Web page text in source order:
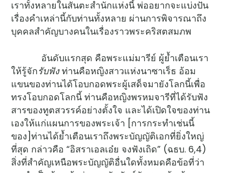
เราทั้งหลายในสันตะสำนักแห่งนี้ พ่ออยากจะแบ่งปัน
เรื่องคำเหล่านี้กับท่านทั้งหลาย ผ่านการพิจารณาถึง
บุคคลสำคัญบางคนในเรื่องราวพระคริสตสมภพ
อันดับแรกสุด คือพระแม่มารีย์ ผู้ย้ำเตือนเรา
ให้รู้จักรับฟังท่านคือหญิงสาวแห่งนาซาเร็ธ อ้อม
แขนของท่านได้โอบกอดพระผู้เสด็จมายังโลกนี้เพื่อ
ทรงโอบกอดโลกนี้ ท่านคือหญิงพรหมจารีที่ได้รับฟัง
สารของทูตสวรรค์อย่างตั้งใจ และได้เปิดใจของท่าน
เองให้แก่แผนการของพระเจ้า [การกระทำเช่นนี้
ของ]ท่านได้ย้ำเตือนเราถึงพระบัญญัติเอกที่ยิ่งใหญ่
ที่สุด กล่าวคือ “อิสราเอลเอ๋ย จงฟังเถิด” (ฉธบ. 6,4)
สิ่งที่สำคัญเหนือพระบัญญัติอื่นใดทั้งหมดคือข้อที่ว่า